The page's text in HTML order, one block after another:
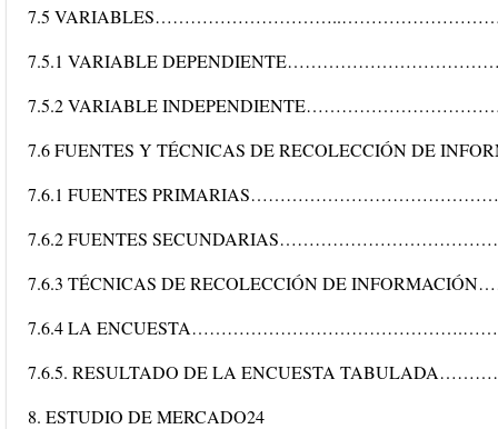
7.5
7.5.1 VARIABLE
7.5.2 VARIABLE
7.6 FUENTES Y TÉCNICAS DE RECOLECCIÓN DE
7.6.1 FUENTES
7.6.2 FUENTES
7.6.3 TÉCNICAS DE RECOLECCIÓN DE
7.6.4 LA
7.6.5. RESULTADO DE LA ENCUESTA
8. ESTUDIO DE MERCADO24